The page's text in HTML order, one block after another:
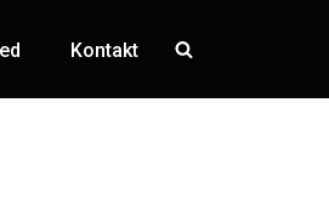
Kontakt